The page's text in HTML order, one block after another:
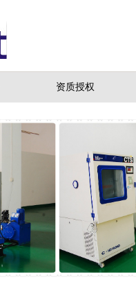
资质授权